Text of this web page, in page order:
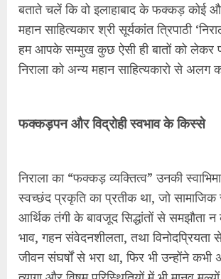
बताते चलें कि वो इलाहाबाद के फक्कड़ कोई
महान साहित्यकार श्री सूर्यकांत त्रिपाठी
हम आपके सम्मुख कुछ ऐसी ही बातों को लेकर
निराला को अन्य महान साहित्यकारो से अलग
फक्कड़पन और विद्रोही स्वभाव के किस्से
निराला का “फक्कड़ व्यक्तित्व” उनकी
स्वच्छंद प्रकृति का प्रतीक था, जो
आर्थिक तंगी के बावजूद सिद्धांतों से समझौता
भाव, गहन संवेदनशीलता, तथा
जीवन संघर्षों से भरा था, फिर भी उन्होंने कभी